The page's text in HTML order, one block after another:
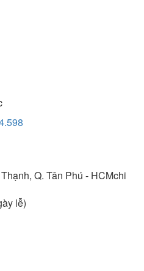
Q. Tân Phú - HCMchi
lễ)